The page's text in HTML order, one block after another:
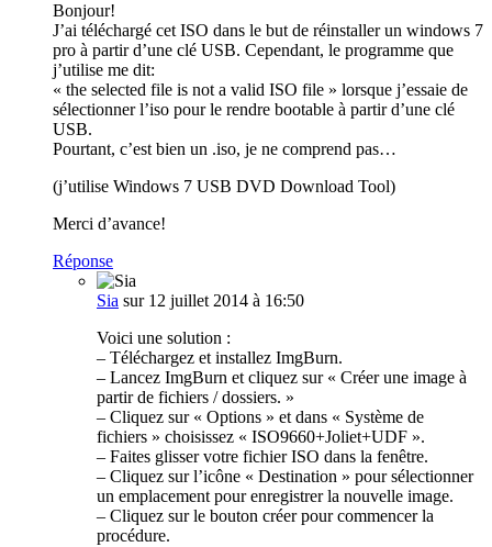
Bonjour!
J’ai téléchargé cet ISO dans le but de réinstaller un windows 7
pro à partir d’une clé USB. Cependant, le programme que
j’utilise me dit:
« the selected file is not a valid ISO file » lorsque j’essaie de
sélectionner l’iso pour le rendre bootable à partir d’une clé
USB.
Pourtant, c’est bien un .iso, je ne comprend pas…
(j’utilise Windows 7 USB DVD Download Tool)
Merci d’avance!
Réponse
Sia sur 12 juillet 2014 à 16:50
Voici une solution :
– Téléchargez et installez ImgBurn.
– Lancez ImgBurn et cliquez sur « Créer une image à
partir de fichiers / dossiers. »
– Cliquez sur « Options » et dans « Système de
fichiers » choisissez « ISO9660+Joliet+UDF ».
– Faites glisser votre fichier ISO dans la fenêtre.
– Cliquez sur l’icône « Destination » pour sélectionner
un emplacement pour enregistrer la nouvelle image.
– Cliquez sur le bouton créer pour commencer la
procédure.